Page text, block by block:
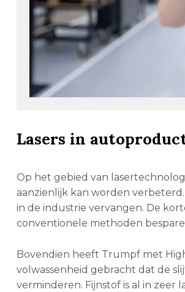
Lasers in
Op het gebied van
aanzienlijk kan worden
in de industrie vervangen. De
conventionele methoden
Bovendien heeft Trumpf met
volwassenheid gebracht dat de
verminderen. Fijnstof is al in zeer